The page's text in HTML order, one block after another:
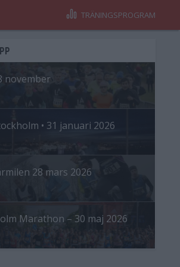
TRÄNINGSPROGRAM
november
• 31 januari 2026
28 mars 2026
Marathon – 30 maj 2026